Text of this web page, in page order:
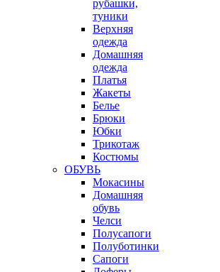
рубашки,
туники
Верхняя
одежда
Домашняя
одежда
Платья
Жакеты
Белье
Брюки
Юбки
Трикотаж
Костюмы
ОБУВЬ
Мокасины
Домашняя
обувь
Челси
Полусапоги
Полуботинки
Сапоги